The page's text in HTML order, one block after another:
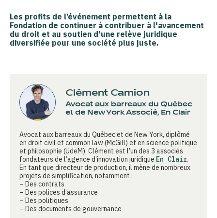
Les profits de l’événement permettent à la
Fondation de continuer à contribuer à l'avancement
du droit et au soutien d'une relève juridique
diversifiée pour une société plus juste.
Clément Camion
Avocat aux barreaux du Québec
et de New York Associé, En Clair
Avocat aux barreaux du Québec et de New York, diplômé
en droit civil et common law (McGill) et en science politique
et philosophie (UdeM), Clément est l’un des 3 associés
fondateurs de l’agence d’innovation juridique En Clair.
En tant que directeur de production, il mène de nombreux
projets de simplification, notamment :
– Des contrats
– Des polices d’assurance
– Des politiques
– Des documents de gouvernance